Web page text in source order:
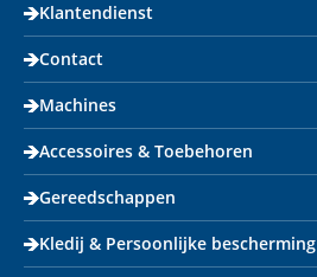
Klantendienst
Contact
Machines
Accessoires & Toebehoren
Gereedschappen
Kledij & Persoonlijke bescherming